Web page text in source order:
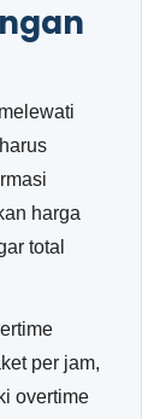
harga
total
per jam,
overtime